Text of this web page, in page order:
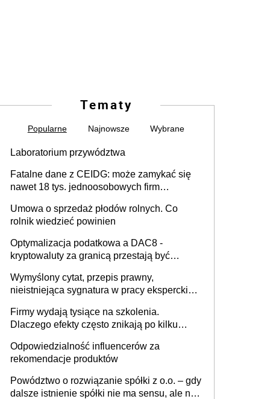
Tematy
Popularne Najnowsze Wybrane
Laboratorium przywództwa
Fatalne dane z CEIDG: może zamykać się
nawet 18 tys. jednoosobowych firm
Umowa o sprzedaż płodów rolnych. Co
rolnik wiedzieć powinien
Optymalizacja podatkowa a DAC8 -
kryptowaluty za granicą przestają być
Wymyślony cytat, przepis prawny,
nieistniejąca sygnatura w pracy eksperckiej -
firmie
Firmy wydają tysiące na szkolenia.
Dlaczego efekty często znikają po kilku
Odpowiedzialność influencerów za
rekomendacje produktów
Powództwo o rozwiązanie spółki z o.o. – gdy
dalsze istnienie spółki nie ma sensu, ale nie